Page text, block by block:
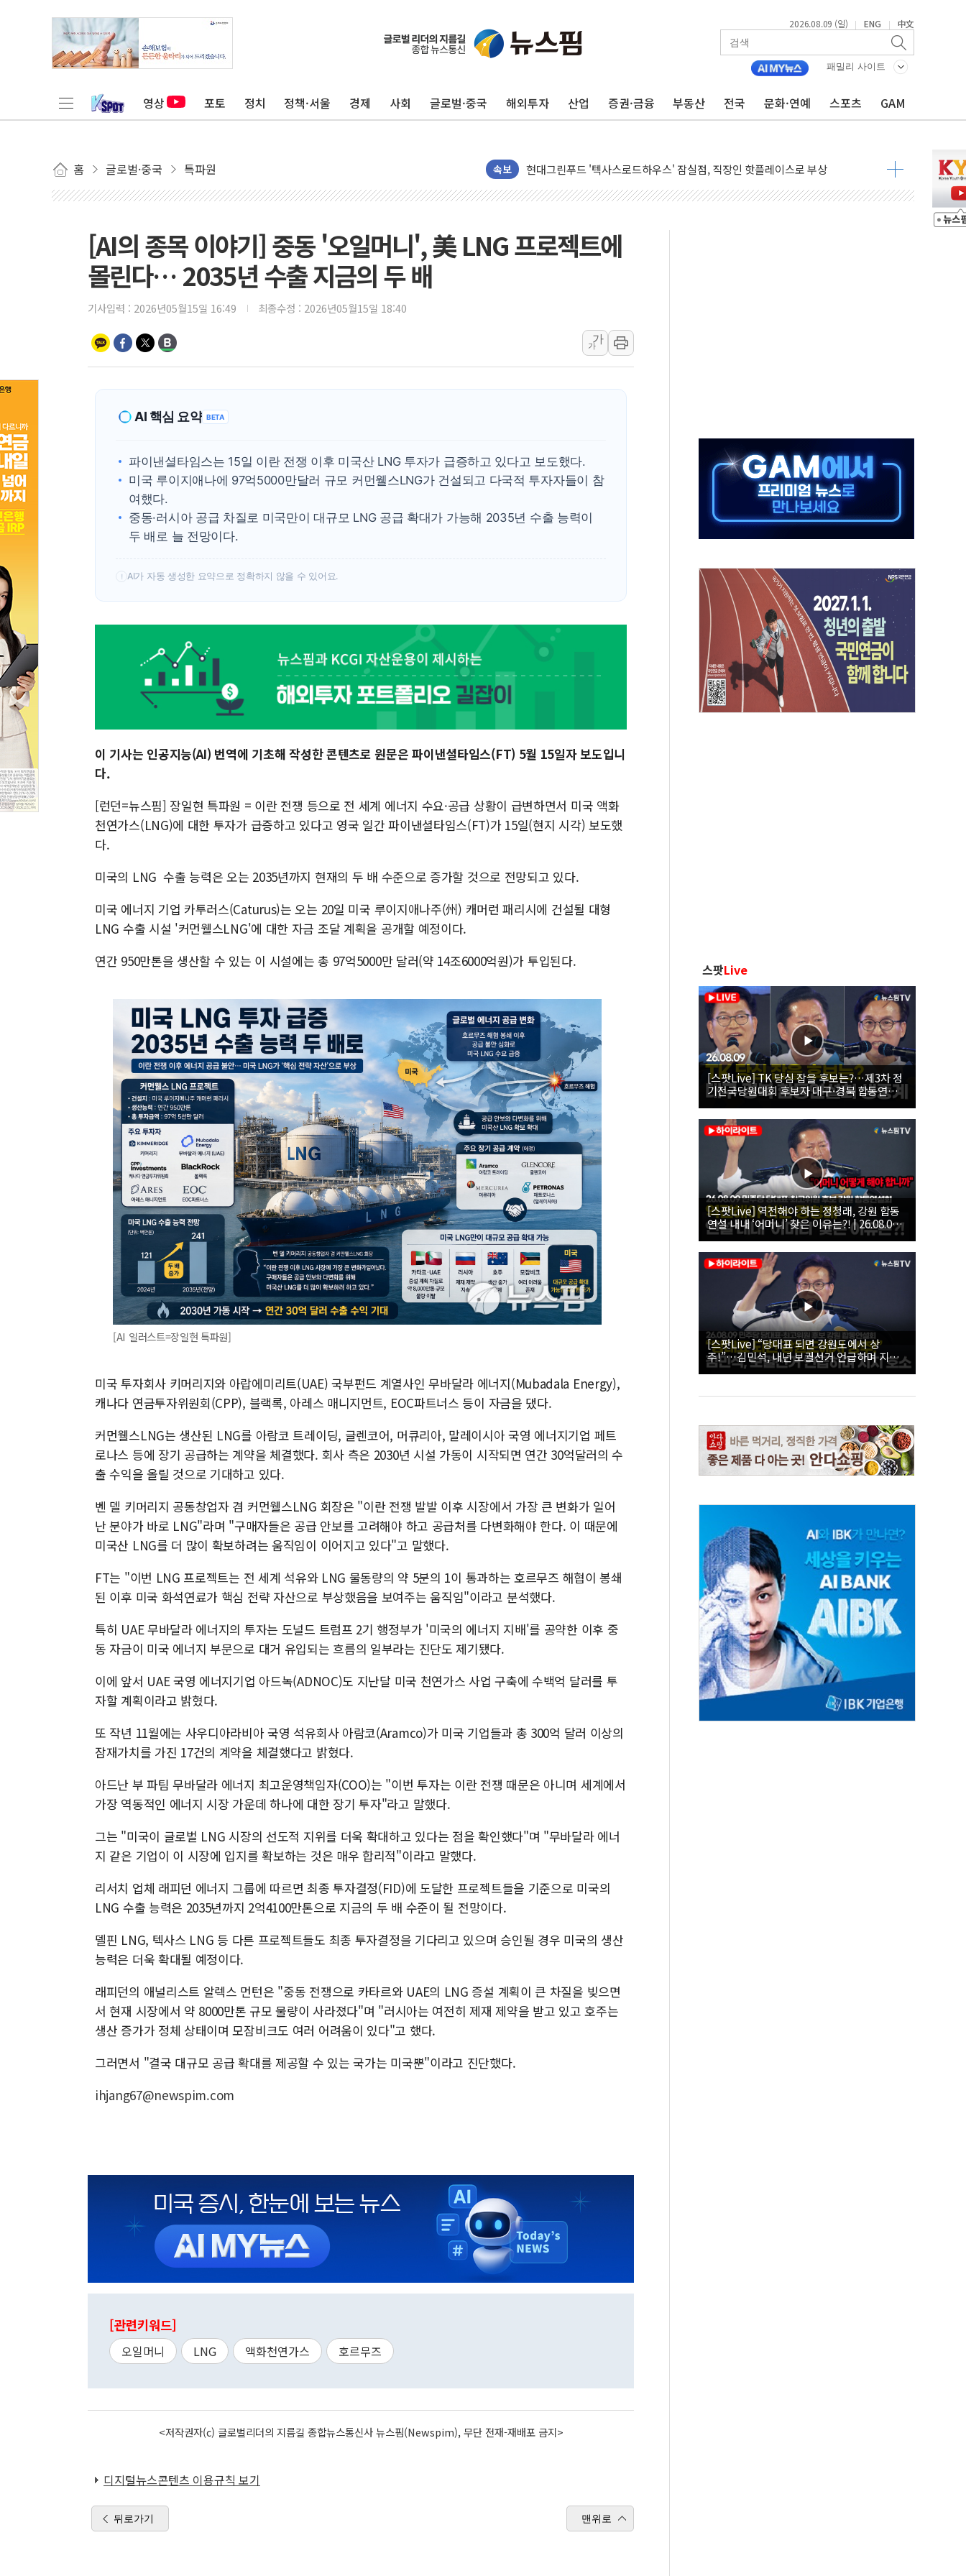
2026.08.09 (일) | ENG | 中文
패밀리 사이트
영상 포토 정치 정책·서울 경제 사회 글로벌·중국 해외투자 산업 증권·금융 부동산 전국 문화·연예 스포츠 GAM
홈 글로벌·중국 특파원 속보
홈플러스發 대형마트 판매, 역대 최대폭 감소한 9.4%↓…유통업계 양극화 심화
윤준병·이해민 의원, '정부 특사'로 콜롬비아 대통령 취임식 참석
여야, 황희 '버스 하우스' 공방…野 "청년 우롱 기괴" vs 與 "송구한 해프닝"
풀무원재단, '국제과학연극제 2026'서 어린이 과학연극 2편 수상
與 "세제개편안 8월 말 당정 조율 완료…초고가·비거주 1주택 등 여론 수렴"
경인고속도로서 차량 4대 연쇄 추돌…7세 남아 등 4명 부상
삼성전자, 美국립연구소와 영하 30도 극저온 난방기술 개발한다
[인사] 국무조정실·국무총리비서실
장동혁, 李 대통령에 "결혼 페널티 만든 건 이 정권…신생아 특례 대출까지 줄여"
정부, 독도 조사활동 日 항의에 "수용할 수 없다" 반박
[AI의 종목 이야기] 중동 '오일머니', 美 LNG 프로젝트에
몰린다… 2035년 수출 지금의 두 배
기사입력 : 2026년05월15일 16:49 최종수정 : 2026년05월15일 18:40
가
가
AI 핵심 요약 BETA
파이낸셜타임스는 15일 이란 전쟁 이후 미국산 LNG 투자가 급증하고 있다고 보도했다.
미국 루이지애나에 97억5000만달러 규모 커먼웰스LNG가 건설되고 다국적 투자자들이 참
여했다.
중동·러시아 공급 차질로 미국만이 대규모 LNG 공급 확대가 가능해 2035년 수출 능력이
두 배로 늘 전망이다.
! AI가 자동 생성한 요약으로 정확하지 않을 수 있어요.
이 기사는 인공지능(AI) 번역에 기초해 작성한 콘텐츠로 원문은 파이낸셜타임스(FT) 5월 15일자 보도입니
다.
[런던=뉴스핌] 장일현 특파원 = 이란 전쟁 등으로 전 세계 에너지 수요·공급 상황이 급변하면서 미국 액화
천연가스(LNG)에 대한 투자가 급증하고 있다고 영국 일간 파이낸셜타임스(FT)가 15일(현지 시각) 보도했
다.
미국의 LNG 수출 능력은 오는 2035년까지 현재의 두 배 수준으로 증가할 것으로 전망되고 있다.
미국 에너지 기업 카투러스(Caturus)는 오는 20일 미국 루이지애나주(州) 캐머런 패리시에 건설될 대형
LNG 수출 시설 '커먼웰스LNG'에 대한 자금 조달 계획을 공개할 예정이다.
연간 950만톤을 생산할 수 있는 이 시설에는 총 97억5000만 달러(약 14조6000억원)가 투입된다.
[AI 일러스트=장일현 특파원]
미국 투자회사 키머리지와 아랍에미리트(UAE) 국부펀드 계열사인 무바달라 에너지(Mubadala Energy),
캐나다 연금투자위원회(CPP), 블랙록, 아레스 매니지먼트, EOC파트너스 등이 자금을 댔다.
커먼웰스LNG는 생산된 LNG를 아람코 트레이딩, 글렌코어, 머큐리아, 말레이시아 국영 에너지기업 페트
로나스 등에 장기 공급하는 계약을 체결했다. 회사 측은 2030년 시설 가동이 시작되면 연간 30억달러의 수
출 수익을 올릴 것으로 기대하고 있다.
벤 델 키머리지 공동창업자 겸 커먼웰스LNG 회장은 "이란 전쟁 발발 이후 시장에서 가장 큰 변화가 일어
난 분야가 바로 LNG"라며 "구매자들은 공급 안보를 고려해야 하고 공급처를 다변화해야 한다. 이 때문에
미국산 LNG를 더 많이 확보하려는 움직임이 이어지고 있다"고 말했다.
FT는 "이번 LNG 프로젝트는 전 세계 석유와 LNG 물동량의 약 5분의 1이 통과하는 호르무즈 해협이 봉쇄
된 이후 미국 화석연료가 핵심 전략 자산으로 부상했음을 보여주는 움직임"이라고 분석했다.
특히 UAE 무바달라 에너지의 투자는 도널드 트럼프 2기 행정부가 '미국의 에너지 지배'를 공약한 이후 중
동 자금이 미국 에너지 부문으로 대거 유입되는 흐름의 일부라는 진단도 제기됐다.
이에 앞서 UAE 국영 에너지기업 아드녹(ADNOC)도 지난달 미국 천연가스 사업 구축에 수백억 달러를 투
자할 계획이라고 밝혔다.
또 작년 11월에는 사우디아라비아 국영 석유회사 아람코(Aramco)가 미국 기업들과 총 300억 달러 이상의
잠재가치를 가진 17건의 계약을 체결했다고 밝혔다.
아드난 부 파팀 무바달라 에너지 최고운영책임자(COO)는 "이번 투자는 이란 전쟁 때문은 아니며 세계에서
가장 역동적인 에너지 시장 가운데 하나에 대한 장기 투자"라고 말했다.
그는 "미국이 글로벌 LNG 시장의 선도적 지위를 더욱 확대하고 있다는 점을 확인했다"며 "무바달라 에너
지 같은 기업이 이 시장에 입지를 확보하는 것은 매우 합리적"이라고 말했다.
리서치 업체 래피던 에너지 그룹에 따르면 최종 투자결정(FID)에 도달한 프로젝트들을 기준으로 미국의
LNG 수출 능력은 2035년까지 2억4100만톤으로 지금의 두 배 수준이 될 전망이다.
델핀 LNG, 텍사스 LNG 등 다른 프로젝트들도 최종 투자결정을 기다리고 있으며 승인될 경우 미국의 생산
능력은 더욱 확대될 예정이다.
래피던의 애널리스트 알렉스 먼턴은 "중동 전쟁으로 카타르와 UAE의 LNG 증설 계획이 큰 차질을 빚으면
서 현재 시장에서 약 8000만톤 규모 물량이 사라졌다"며 "러시아는 여전히 제재 제약을 받고 있고 호주는
생산 증가가 정체 상태이며 모잠비크도 여러 어려움이 있다"고 했다.
그러면서 "결국 대규모 공급 확대를 제공할 수 있는 국가는 미국뿐"이라고 진단했다.
ihjang67@newspim.com
[관련키워드]
오일머니 LNG 액화천연가스 호르무즈
<저작권자(c) 글로벌리더의 지름길 종합뉴스통신사 뉴스핌(Newspim), 무단 전재-재배포 금지>
디지털뉴스콘텐츠 이용규칙 보기
뒤로가기 맨위로
스팟Live
[스팟Live] TK 당심 잡을 후보는?…제3차 정
기전국당원대회 후보자 대구·경북 합동연설
회 생중계 | 26.08.09
[스팟Live] 역전해야 하는 정청래, 강원 합동
연설 내내 ‘어머니’ 찾은 이유는?! | 26.08.09
더불어민주당 당대표·최고위원 후보 강원 합
동연설회
[스팟Live] “당대표 되면 강원도에서 상
주!”…김민석, 내년 보궐선거 언급하며 지지
호소 | 26.08.09 더불어민주당 당대표·최고위